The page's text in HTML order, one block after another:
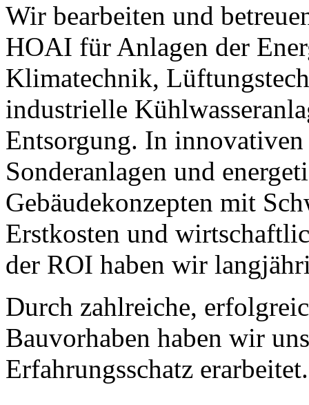
Wir bearbeiten und
HOAI für Anlagen der
Klimatechnik,
industrielle
Entsorgung. In
Sonderanlagen und
Gebäudekonzepten mit
Erstkosten und
der ROI haben wir
Durch zahlreiche,
Bauvorhaben haben wir
Erfahrungsschatz erarbeitet.